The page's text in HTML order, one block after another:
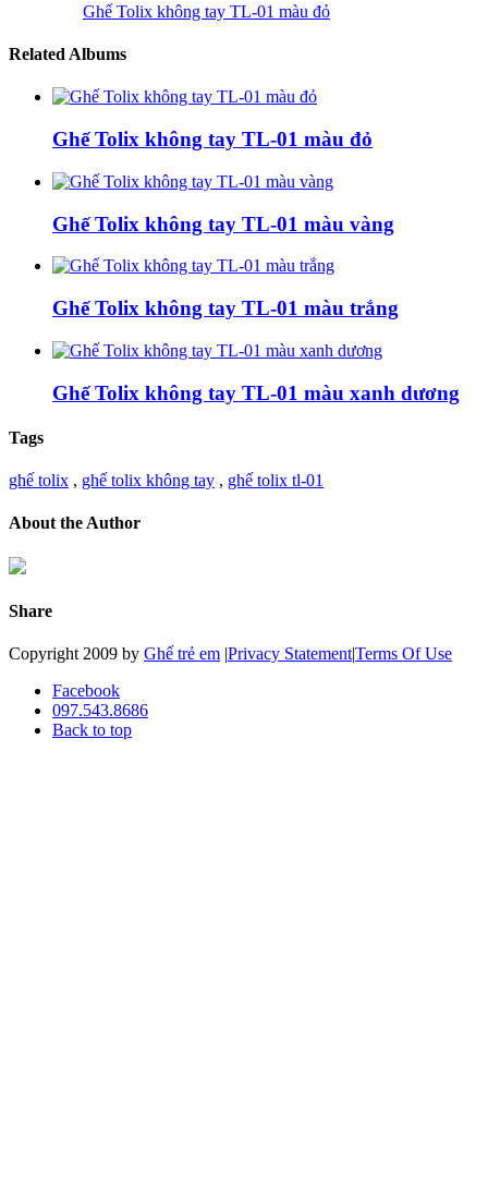
Ghế Tolix không tay TL-01 màu đỏ
Related Albums
Ghế Tolix không tay TL-01 màu đỏ
Ghế Tolix không tay TL-01 màu vàng
Ghế Tolix không tay TL-01 màu trắng
Ghế Tolix không tay TL-01 màu xanh dương
Tags
ghế tolix , ghế tolix không tay , ghế tolix tl-01
About the Author
Share
Copyright 2009 by Ghế trẻ em |Privacy Statement|Terms Of Use
Facebook
097.543.8686
Back to top